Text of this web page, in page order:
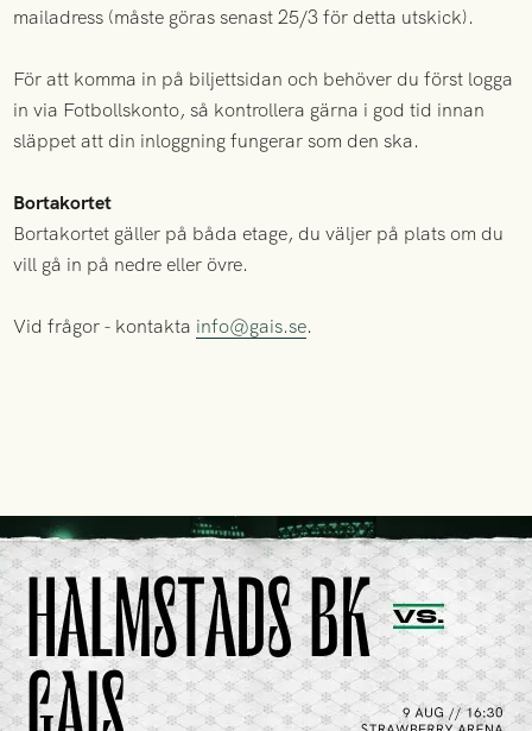
mailadress (måste göras senast 25/3 för detta utskick).
För att komma in på biljettsidan och behöver du först logga
in via Fotbollskonto, så kontrollera gärna i god tid innan
släppet att din inloggning fungerar som den ska.
Bortakortet
Bortakortet gäller på båda etage, du väljer på plats om du
vill gå in på nedre eller övre.
Vid frågor - kontakta info@gais.se.